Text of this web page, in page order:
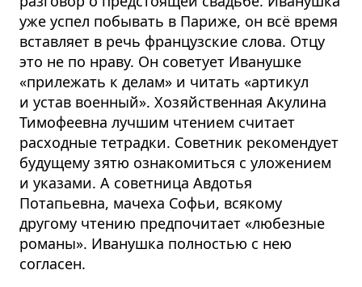
уже успел побывать в Париже, он всё время
вставляет в речь французские слова. Отцу
это не по нраву. Он советует Иванушке
«прилежать к делам» и читать «артикул
и устав военный». Хозяйственная Акулина
Тимофеевна лучшим чтением считает
расходные тетрадки. Советник рекомендует
будущему зятю ознакомиться с уложением
и указами. А советница Авдотья
Потапьевна, мачеха Софьи, всякому
другому чтению предпочитает «любезные
романы». Иванушка полностью с нею
согласен.